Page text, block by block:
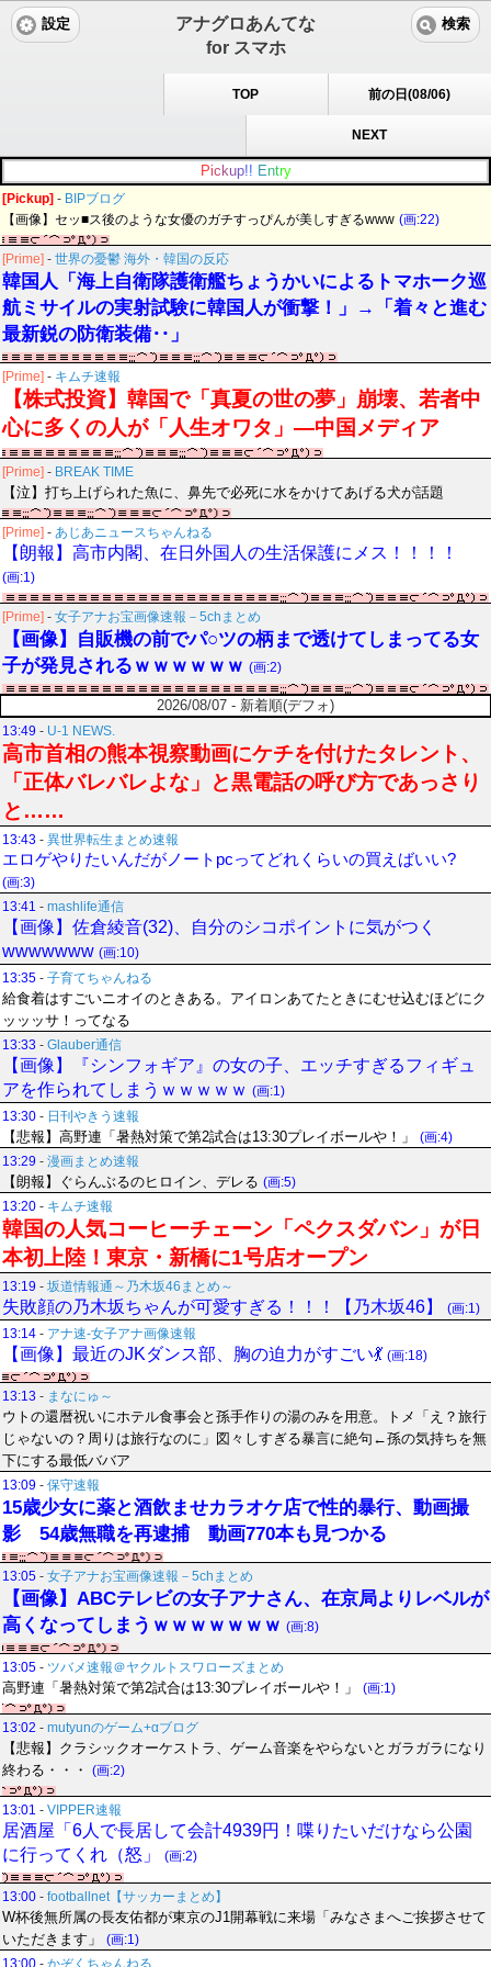
アナグロあんてな
for スマホ
設定 検索
TOP 前の日(08/06)
NEXT
Pic kup!! Entry
[Pickup] - BIPブログ
【画像】セッ■ス後のような女優のガチすっぴんが美しすぎるwww (画:22)
[Prime] - 世界の憂鬱 海外・韓国の反応
韓国人「海上自衛隊護衛艦ちょうかいによるトマホーク巡
航ミサイルの実射試験に韓国人が衝撃！」→「着々と進む
最新鋭の防衛装備‥」
[Prime] - キムチ速報
【株式投資】韓国で「真夏の世の夢」崩壊、若者中
心に多くの人が「人生オワタ」―中国メディア
[Prime] - BREAK TIME
【泣】打ち上げられた魚に、鼻先で必死に水をかけてあげる犬が話題
[Prime] - あじあニュースちゃんねる
【朗報】高市内閣、在日外国人の生活保護にメス！！！！
(画:1)
[Prime] - 女子アナお宝画像速報－5chまとめ
【画像】自販機の前でパ○ツの柄まで透けてしまってる女
子が発見されるｗｗｗｗｗｗ (画:2)
2026/08/07 - 新着順(デフォ)
13:49 - U-1 NEWS.
高市首相の熊本視察動画にケチを付けたタレント、
「正体バレバレよな」と黒電話の呼び方であっさり
と……
13:43 - 異世界転生まとめ速報
エロゲやりたいんだがノートpcってどれくらいの買えばいい?
(画:3)
13:41 - mashlife通信
【画像】佐倉綾音(32)、自分のシコポイントに気がつく
wwwwwww (画:10)
13:35 - 子育てちゃんねる
給食着はすごいニオイのときある。アイロンあてたときにむせ込むほどにク
ッッッサ！ってなる
13:33 - Glauber通信
【画像】『シンフォギア』の女の子、エッチすぎるフィギュ
アを作られてしまうｗｗｗｗｗ (画:1)
13:30 - 日刊やきう速報
【悲報】高野連「暑熱対策で第2試合は13:30プレイボールや！」
(画:4)
13:29 - 漫画まとめ速報
【朗報】ぐらんぶるのヒロイン、デレる (画:5)
13:20 - キムチ速報
韓国の人気コーヒーチェーン「ペクスダバン」が日
本初上陸！東京・新橋に1号店オープン
13:19 - 坂道情報通～乃木坂46まとめ～
失敗顔の乃木坂ちゃんが可愛すぎる！！！【乃木坂46】
(画:1)
13:14 - アナ速‐女子アナ画像速報
【画像】最近のJKダンス部、胸の迫力がすごい💃 (画:18)
13:13 - まなにゅ～
ウトの還暦祝いにホテル食事会と孫手作りの湯のみを用意。トメ「え？旅行
じゃないの？周りは旅行なのに」図々しすぎる暴言に絶句←孫の気持ちを無
下にする最低ババア
13:09 - 保守速報
15歳少女に薬と酒飲ませカラオケ店で性的暴行、動画撮
影 54歳無職を再逮捕 動画770本も見つかる
13:05 - 女子アナお宝画像速報－5chまとめ
【画像】ABCテレビの女子アナさん、在京局よりレベルが
高くなってしまうｗｗｗｗｗｗｗ (画:8)
13:05 - ツバメ速報＠ヤクルトスワローズまとめ
高野連「暑熱対策で第2試合は13:30プレイボールや！」 (画:1)
13:02 - mutyunのゲーム+αブログ
【悲報】クラシックオーケストラ、ゲーム音楽をやらないとガラガラになり
終わる・・・
(画:2)
13:01 - VIPPER速報
居酒屋「6人で長居して会計4939円！喋りたいだけなら公園
に行ってくれ（怒」
(画:2)
13:00 - footballnet【サッカーまとめ】
W杯後無所属の長友佑都が東京のJ1開幕戦に来場「みなさまへご挨拶させて
いただきます」
(画:1)
13:00 - かぞくちゃんねる